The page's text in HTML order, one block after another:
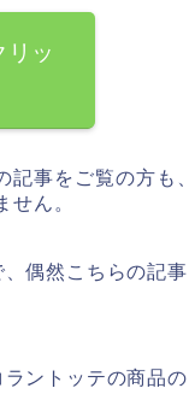
リッ
事をご覧の方も、
ん。
偶然こちらの記事
ントッテの商品の